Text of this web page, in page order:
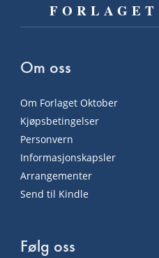
Om oss
Om Forlaget Oktober
Kjøpsbetingelser
Personvern
Informasjonskapsler
Arrangementer
Send til Kindle
Følg oss